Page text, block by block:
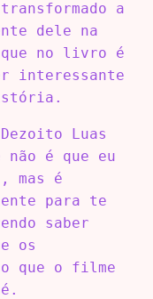
a
dele na
que no livro é
interessante
Luas
é que eu
mas é
para te
saber
os
que o filme